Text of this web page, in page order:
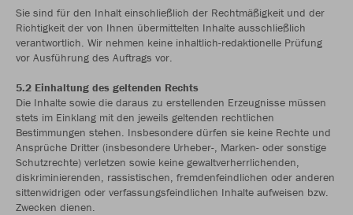
Sie sind für den Inhalt einschließlich der Rechtmäßigkeit und der
Richtigkeit der von Ihnen übermittelten Inhalte ausschließlich
verantwortlich. Wir nehmen keine inhaltlich-redaktionelle Prüfung
vor Ausführung des Auftrags vor.
5.2 Einhaltung des geltenden Rechts
Die Inhalte sowie die daraus zu erstellenden Erzeugnisse müssen
stets im Einklang mit den jeweils geltenden rechtlichen
Bestimmungen stehen. Insbesondere dürfen sie keine Rechte und
Ansprüche Dritter (insbesondere Urheber-, Marken- oder sonstige
Schutzrechte) verletzen sowie keine gewaltverherrlichenden,
diskriminierenden, rassistischen, fremdenfeindlichen oder anderen
sittenwidrigen oder verfassungsfeindlichen Inhalte aufweisen bzw.
Zwecken dienen.